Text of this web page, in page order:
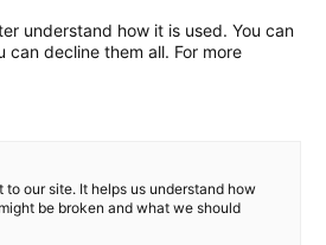
understand how it is used. You can
decline them all. For more
our site. It helps us understand how
be broken and what we should